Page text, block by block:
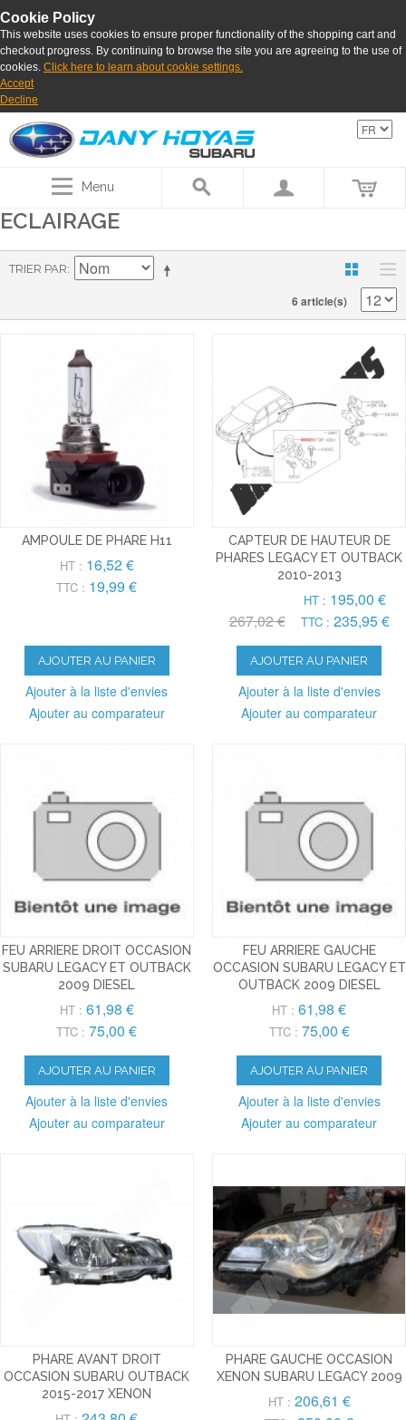
Cookie Policy
This website uses cookies to ensure proper functionality of the shopping cart and
checkout progress. By continuing to browse the site you are agreeing to the use of
cookies. Click here to learn about cookie settings.
Accept
Decline
Menu
ECLAIRAGE
TRIER PAR
6 article(s)
AMPOULE DE PHARE H11
HT : 16,52 €
TTC : 19,99 €
AJOUTER AU PANIER
Ajouter à la liste d'envies
Ajouter au comparateur
CAPTEUR DE HAUTEUR DE
PHARES LEGACY ET OUTBACK
2010-2013
267,02 €
HT : 195,00 €
TTC : 235,95 €
AJOUTER AU PANIER
Ajouter à la liste d'envies
Ajouter au comparateur
FEU ARRIERE DROIT OCCASION
SUBARU LEGACY ET OUTBACK
2009 DIESEL
HT : 61,98 €
TTC : 75,00 €
AJOUTER AU PANIER
Ajouter à la liste d'envies
Ajouter au comparateur
FEU ARRIERE GAUCHE
OCCASION SUBARU LEGACY ET
OUTBACK 2009 DIESEL
HT : 61,98 €
TTC : 75,00 €
AJOUTER AU PANIER
Ajouter à la liste d'envies
Ajouter au comparateur
PHARE AVANT DROIT
OCCASION SUBARU OUTBACK
2015-2017 XENON
PHARE GAUCHE OCCASION
XENON SUBARU LEGACY 2009
HT : 206,61 €